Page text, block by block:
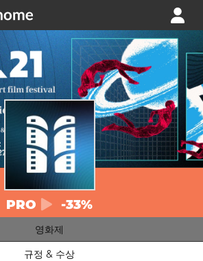
PRO -33%
영화제
규정 & 수상